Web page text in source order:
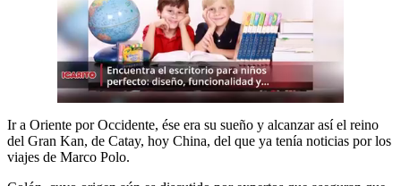
Ir a Oriente por Occidente, ése era su sueño y alcanzar así el reino
del Gran Kan, de Catay, hoy China, del que ya tenía noticias por los
viajes de Marco Polo.